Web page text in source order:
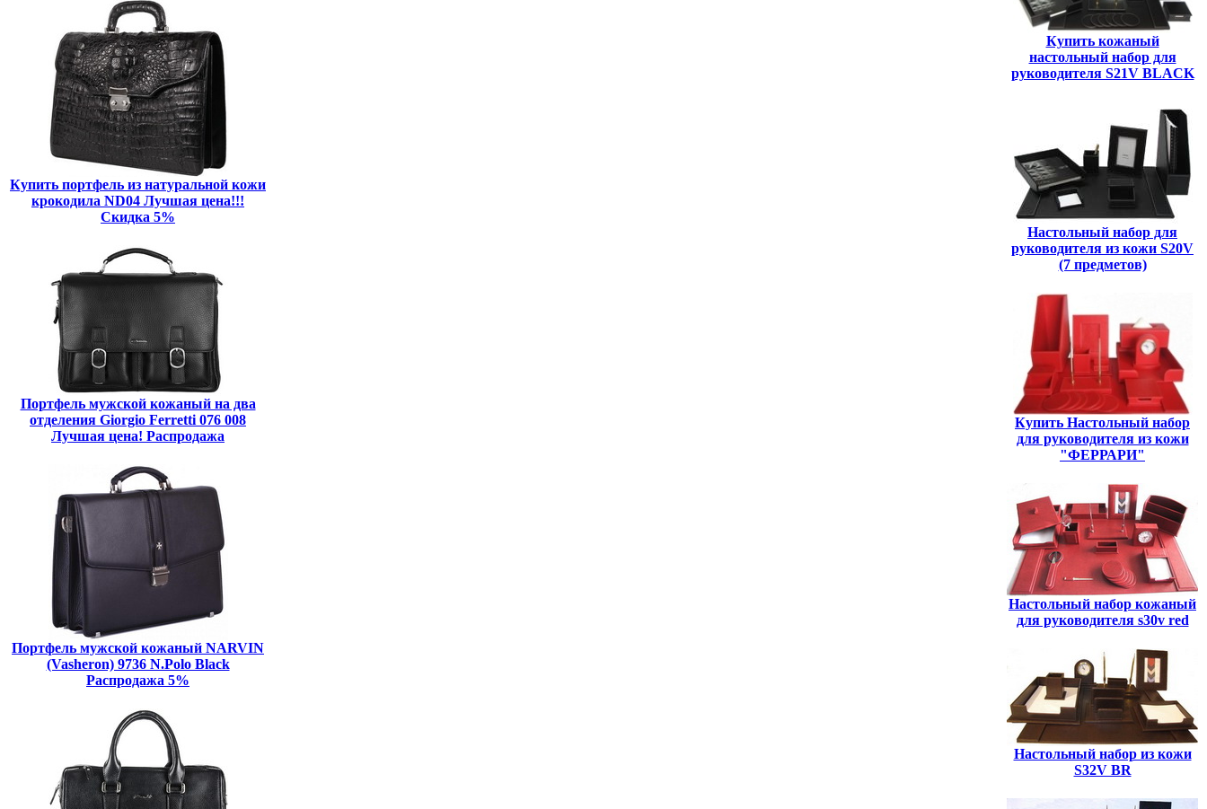
Купить портфель из натуральной кожи
крокодила ND04 Лучшая цена!!!
Скидка 5%
Портфель мужской кожаный на два
отделения Giorgio Ferretti 076 008
Лучшая цена! Распродажа
Портфель мужской кожаный NARVIN
(Vasheron) 9736 N.Polo Black
Распродажа 5%
Купить кожаный
настольный набор для
руководителя S21V BLACK
Настольный набор для
руководителя из кожи S20V
(7 предметов)
Купить Настольный набор
для руководителя из кожи
"ФЕРРАРИ"
Настольный набор кожаный
для руководителя s30v red
Настольный набор из кожи
S32V BR